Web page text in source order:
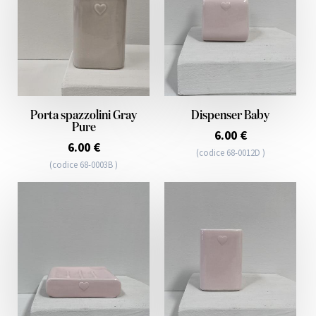
Porta spazzolini Gray
Pure
6.00 €
(codice 68-0003B )
Dispenser Baby
6.00 €
(codice 68-0012D )